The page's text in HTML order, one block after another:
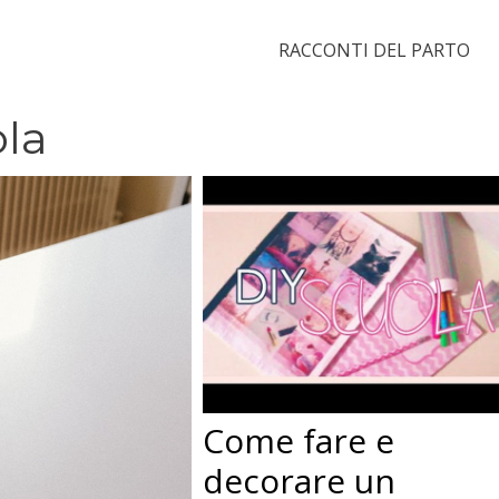
RACCONTI DEL PARTO
Come fare e
decorare un